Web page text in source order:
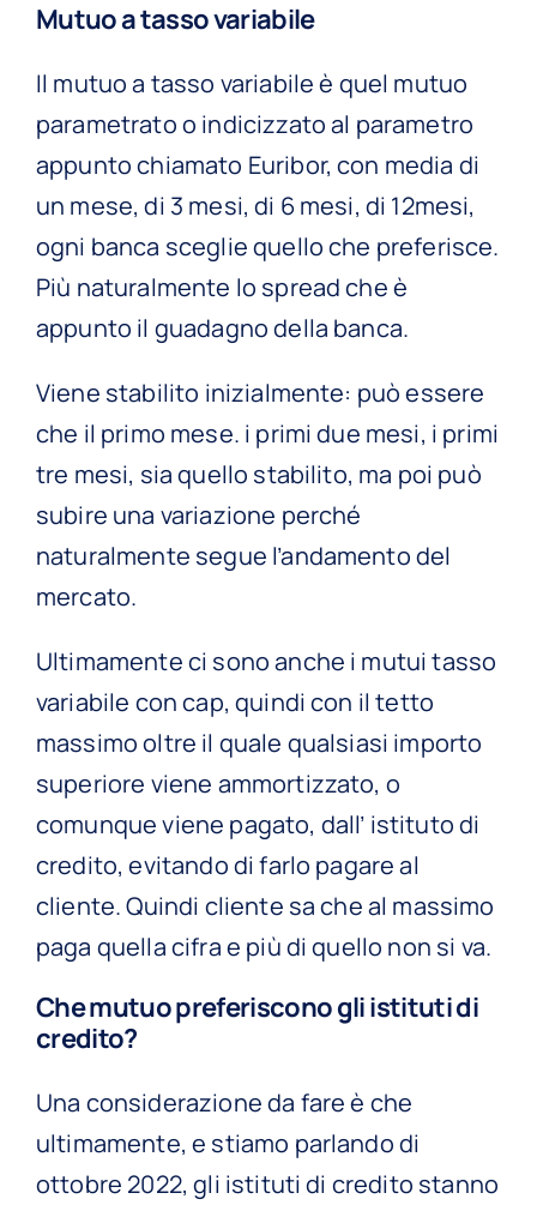
Mutuo a tasso variabile
Il mutuo a tasso variabile è quel mutuo
parametrato o indicizzato al parametro
appunto chiamato Euribor, con media di
un mese, di 3 mesi, di 6 mesi, di 12mesi,
ogni banca sceglie quello che preferisce.
Più naturalmente lo spread che è
appunto il guadagno della banca.
Viene stabilito inizialmente: può essere
che il primo mese. i primi due mesi, i primi
tre mesi, sia quello stabilito, ma poi può
subire una variazione perché
naturalmente segue l’andamento del
mercato.
Ultimamente ci sono anche i mutui tasso
variabile con cap, quindi con il tetto
massimo oltre il quale qualsiasi importo
superiore viene ammortizzato, o
comunque viene pagato, dall’ istituto di
credito, evitando di farlo pagare al
cliente. Quindi cliente sa che al massimo
paga quella cifra e più di quello non si va.
Che mutuo preferiscono gli istituti di
credito?
Una considerazione da fare è che
ultimamente, e stiamo parlando di
ottobre 2022, gli istituti di credito stanno